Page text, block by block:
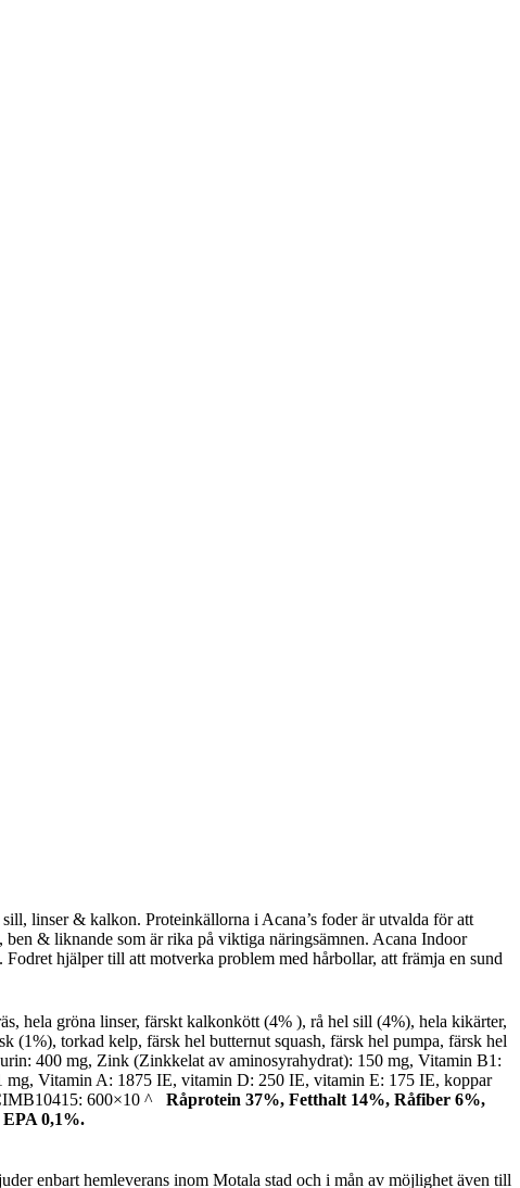
linser & kalkon. Proteinkällorna i Acana’s foder är utvalda för att
& liknande som är rika på viktiga näringsämnen. Acana Indoor
hjälper till att motverka problem med hårbollar, att främja en sund
hela gröna linser, färskt kalkonkött (4% ), rå hel sill (4%), hela kikärter,
torkad kelp, färsk hel butternut squash, färsk hel pumpa, färsk hel
400 mg, Zink (Zinkkelat av aminosyrahydrat): 150 mg, Vitamin B1:
Vitamin A: 1875 IE, vitamin D: 250 IE, vitamin E: 175 IE, koppar
600×10 ^ Råprotein 37%, Fetthalt 14%, Råfiber 6%,
0,1%.
enbart hemleverans inom Motala stad och i mån av möjlighet även till